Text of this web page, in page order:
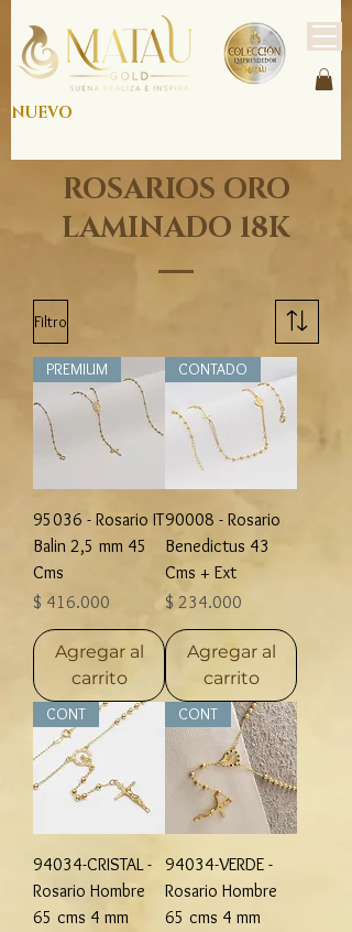
NUEVO
ROSARIOS ORO
LAMINADO 18K
Filtro
PREMIUM
95036 - Rosario IT
Balin 2,5 mm 45
Cms
Precio
$ 416.000
Agregar al
carrito
CONTADO
90008 - Rosario
Benedictus 43
Cms + Ext
Precio
$ 234.000
Agregar al
carrito
CONT
94034-CRISTAL -
Rosario Hombre
65 cms 4 mm
CONT
94034-VERDE -
Rosario Hombre
65 cms 4 mm